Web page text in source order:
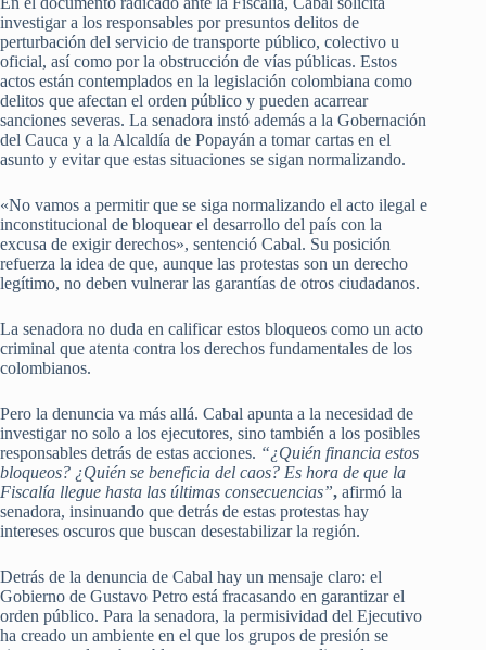
investigar a los responsables por presuntos delitos de
perturbación del servicio de transporte público, colectivo u
oficial, así como por la obstrucción de vías públicas. Estos
actos están contemplados en la legislación colombiana como
delitos que afectan el orden público y pueden acarrear
sanciones severas. La senadora instó además a la Gobernación
del Cauca y a la Alcaldía de Popayán a tomar cartas en el
asunto y evitar que estas situaciones se sigan normalizando.
«No vamos a permitir que se siga normalizando el acto ilegal e
inconstitucional de bloquear el desarrollo del país con la
excusa de exigir derechos», sentenció Cabal. Su posición
refuerza la idea de que, aunque las protestas son un derecho
legítimo, no deben vulnerar las garantías de otros ciudadanos.
La senadora no duda en calificar estos bloqueos como un acto
criminal que atenta contra los derechos fundamentales de los
colombianos.
Pero la denuncia va más allá. Cabal apunta a la necesidad de
investigar no solo a los ejecutores, sino también a los posibles
responsables detrás de estas acciones. “¿Quién financia estos
bloqueos? ¿Quién se beneficia del caos? Es hora de que la
Fiscalía llegue hasta las últimas consecuencias”, afirmó la
senadora, insinuando que detrás de estas protestas hay
intereses oscuros que buscan desestabilizar la región.
Detrás de la denuncia de Cabal hay un mensaje claro: el
Gobierno de Gustavo Petro está fracasando en garantizar el
orden público. Para la senadora, la permisividad del Ejecutivo
ha creado un ambiente en el que los grupos de presión se